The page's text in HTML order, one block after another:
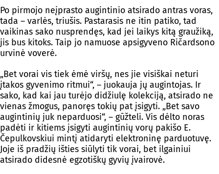
Po pirmojo neįprasto augintinio atsirado antras voras,
tada – varlės, triušis. Pastarasis ne itin patiko, tad
vaikinas sako nusprendęs, kad jei laikys kitą graužiką,
jis bus kitoks. Taip jo namuose apsigyveno Ričardsono
urvinė voverė.
„Bet vorai vis tiek ėmė viršų, nes jie visiškai neturi
įtakos gyvenimo ritmui“, – juokauja jų augintojas. Ir
sako, kad kai jau turėjo didžiulę kolekciją, atsirado ne
vienas žmogus, panoręs tokių pat įsigyti. „Bet savo
augintinių juk neparduosi“, – gūžteli. Vis dėlto noras
padėti ir kitiems įsigyti augintinių vorų pakišo E.
Čepulkovskiui mintį atidaryti elektroninę parduotuvę.
Joje iš pradžių išties siūlyti tik vorai, bet ilgainiui
atsirado didesnė egzotiškų gyvių įvairovė.